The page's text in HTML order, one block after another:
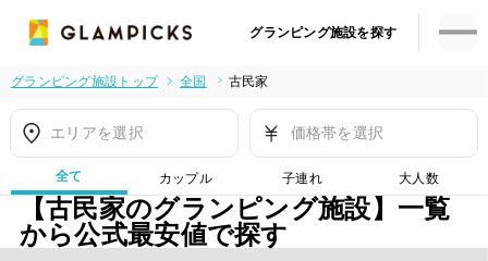
グランピング施設を探す
グランピング施設トップ 全国 古民家
エリアを選択 価格帯を選択
全て カップル 子連れ 大人数
【古民家のグランピング施設】一覧
から公式最安値で探す